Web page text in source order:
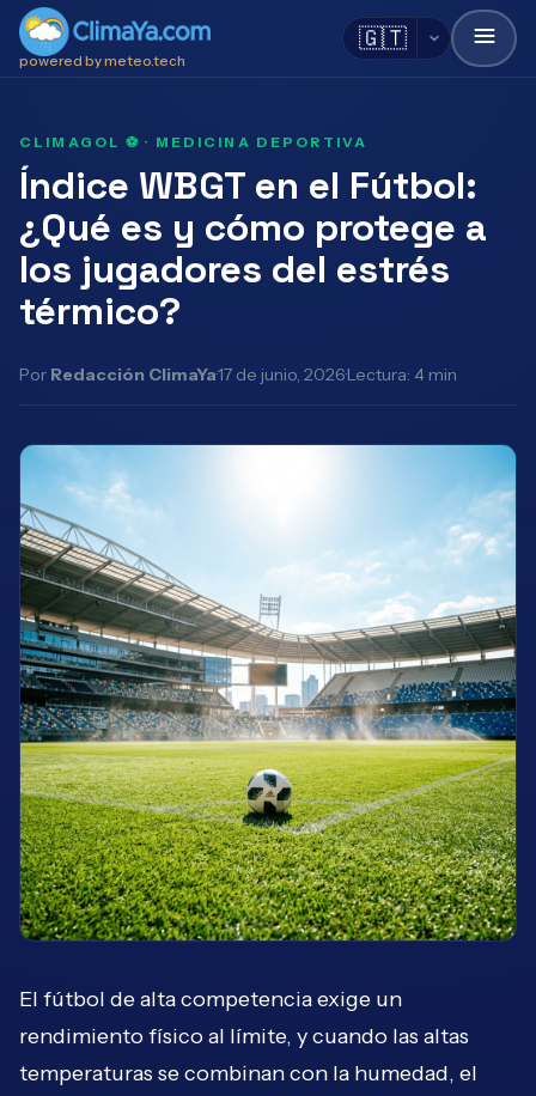
powered by meteo.tech
🇬🇹
CLIMAGOL ⚽ · MEDICINA DEPORTIVA
Índice WBGT en el Fútbol:
¿Qué es y cómo protege a
los jugadores del estrés
térmico?
Por Redacción ClimaYa·17 de junio, 2026·Lectura: 4 min
El fútbol de alta competencia exige un
rendimiento físico al límite, y cuando las altas
temperaturas se combinan con la humedad, el